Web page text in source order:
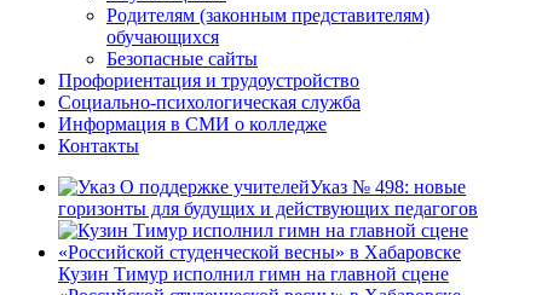
Родителям (законным представителям)
обучающихся
Безопасные сайты
Профориентация и трудоустройство
Социально-психологическая служба
Информация в СМИ о колледже
Контакты
Указ № 498: новые
горизонты для будущих и действующих педагогов
Кузин Тимур исполнил гимн на главной сцене